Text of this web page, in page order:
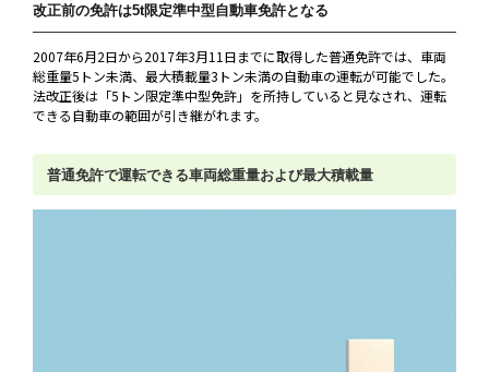
改正前の免許は5t限定準中型自動車免許となる
2007年6月2日から2017年3月11日までに取得した普通免許では、車両
総重量5トン未満、最大積載量3トン未満の自動車の運転が可能でした。
法改正後は「5トン限定準中型免許」を所持していると見なされ、運転
できる自動車の範囲が引き継がれます。
普通免許で運転できる車両総重量および最大積載量